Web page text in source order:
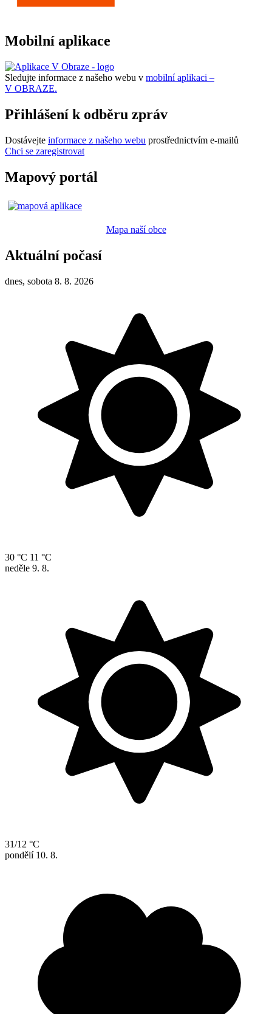
Mobilní aplikace
Sledujte informace z našeho webu v mobilní aplikaci –
V OBRAZE.
Přihlášení k odběru zpráv
Dostávejte informace z našeho webu prostřednictvím e-mailů
Chci se zaregistrovat
Mapový portál
Mapa naší obce
Aktuální počasí
dnes, sobota 8. 8. 2026
30 °C 11 °C
neděle 9. 8.
31/12 °C
pondělí 10. 8.